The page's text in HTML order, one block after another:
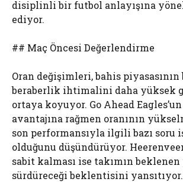
disiplinli bir futbol anlayışına
ediyor.
## Maç Öncesi Değerlendirme
Oran değişimleri, bahis piyasasının
beraberlik ihtimalini daha yüksek
ortaya koyuyor. Go Ahead
avantajına rağmen oranının
son performansıyla ilgili bazı soru
olduğunu düşündürüyor.
sabit kalması ise takımın beklenen
sürdüreceği beklentisini yansıtıyor.